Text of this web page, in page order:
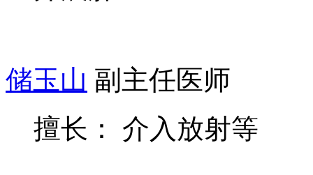
储玉山 副主任医师
擅长： 介入放射等